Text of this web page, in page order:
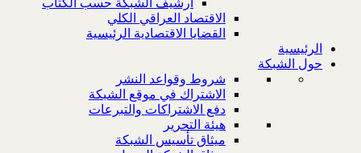
ارشيف الشبكة حسب الكُتاب
الاقتصاد العراقي الكلي
القضايا الاقتصادية الرئيسية
الرئيسية
حول الشبكة
شروط وقواعد النشر
الاشتراك في موقع الشبكة
دفع الاشتراكات والتبرعات
هيئة التحرير
ميثاق تأسيس الشبكة